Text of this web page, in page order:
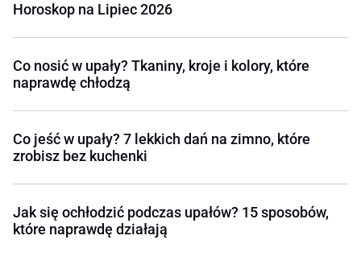
Horoskop na Lipiec 2026
Co nosić w upały? Tkaniny, kroje i kolory, które
naprawdę chłodzą
Co jeść w upały? 7 lekkich dań na zimno, które
zrobisz bez kuchenki
Jak się ochłodzić podczas upałów? 15 sposobów,
które naprawdę działają